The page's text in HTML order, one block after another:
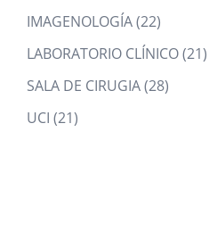
IMAGENOLOGÍA 2222
products
LABORATORIO CLÍNICO 2121
SALA DE CIRUGIA 2828
UCI 2121